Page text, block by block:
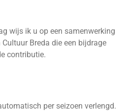
wijs ik u op een samenwerking
Breda die een bijdrage
contributie.
per seizoen verlengd.